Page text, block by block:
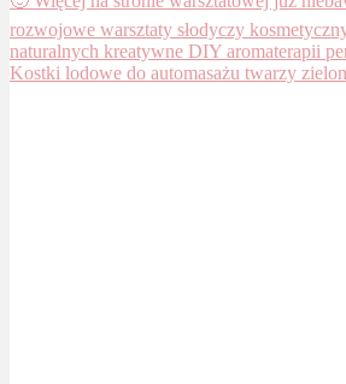
Kostki lodowe do automasażu twarzy